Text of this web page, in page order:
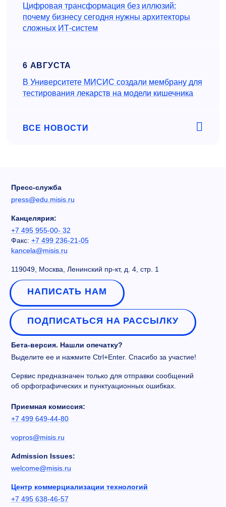
Цифровая трансформация без иллюзий:
почему бизнесу сегодня нужны архитекторы
сложных ИТ-систем
6 АВГУСТА
В Университете МИСИС создали мембрану для
тестирования лекарств на модели кишечника
ВСЕ НОВОСТИ
Пресс-служба
press@edu.misis.ru
Канцелярия:
+7 495 955-00- 32
Факс: +7 499 236-21-05
kancela@misis.ru
119049, Москва, Ленинский пр-кт, д. 4, стр. 1
НАПИСАТЬ НАМ
ПОДПИСАТЬСЯ НА РАССЫЛКУ
Бета-версия. Нашли опечатку?
Выделите ее и нажмите Ctrl+Enter. Спасибо за участие!
Сервис предназначен только для отправки сообщений
об орфографических и пунктуационных ошибках.
Приемная комиссия:
+7 499 649-44-80
vopros@misis.ru
Admission Issues:
welcome@misis.ru
Центр коммерциализации технологий
+7 495 638-46-57